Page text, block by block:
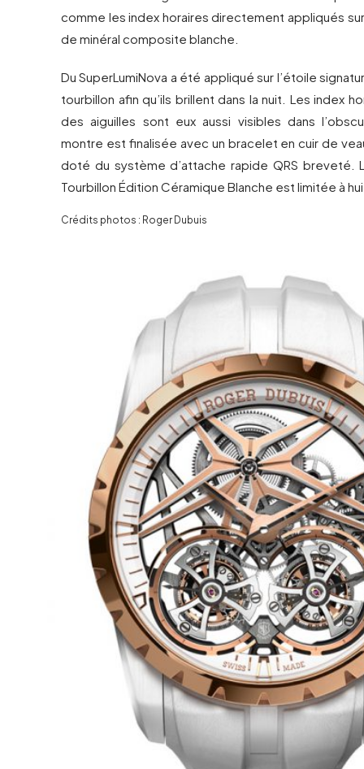
comme les index horaires directement appliqués
de minéral composite blanche.
Du SuperLumiNova a été appliqué sur l’étoile
tourbillon afin qu’ils brillent dans la nuit. Les index
des aiguilles sont eux aussi visibles dans
montre est finalisée avec un bracelet en cuir de
doté du système d’attache rapide QRS breveté.
Tourbillon Édition Céramique Blanche est limitée à
Crédits photos : Roger Dubuis